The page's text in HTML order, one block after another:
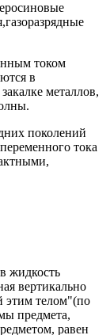
током
в
металлов,
поколений
тока
жидкость
вертикально
этим телом"(по
предмета,
равен